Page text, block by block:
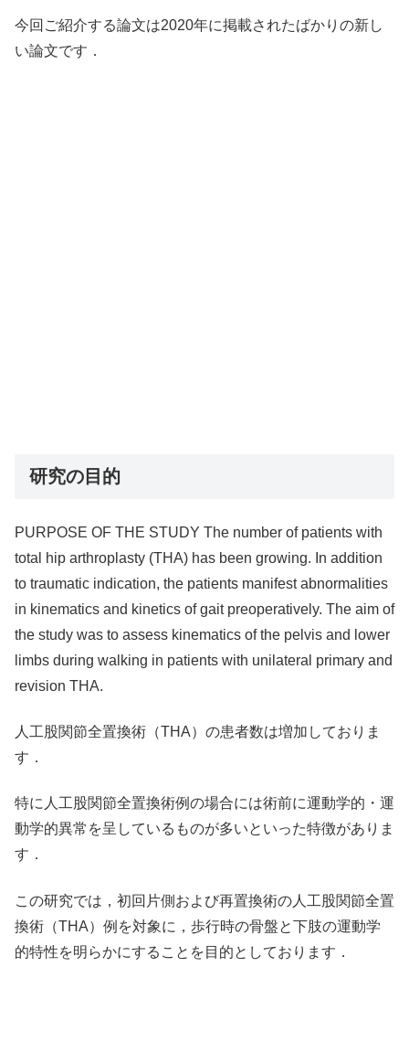
今回ご紹介する論文は2020年に掲載されたばかりの新し
い論文です．
研究の目的
PURPOSE OF THE STUDY The number of patients with
total hip arthroplasty (THA) has been growing. In addition
to traumatic indication, the patients manifest abnormalities
in kinematics and kinetics of gait preoperatively. The aim of
the study was to assess kinematics of the pelvis and lower
limbs during walking in patients with unilateral primary and
revision THA.
人工股関節全置換術（THA）の患者数は増加しておりま
す．
特に人工股関節全置換術例の場合には術前に運動学的・運
動学的異常を呈しているものが多いといった特徴がありま
す．
この研究では，初回片側および再置換術の人工股関節全置
換術（THA）例を対象に，歩行時の骨盤と下肢の運動学
的特性を明らかにすることを目的としております．